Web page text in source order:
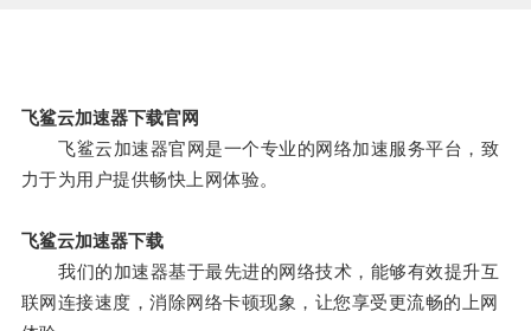
飞鲨云加速器下载官网
飞鲨云加速器官网是一个专业的网络加速服务平台，致
力于为用户提供畅快上网体验。
飞鲨云加速器下载
我们的加速器基于最先进的网络技术，能够有效提升互
联网连接速度，消除网络卡顿现象，让您享受更流畅的上网